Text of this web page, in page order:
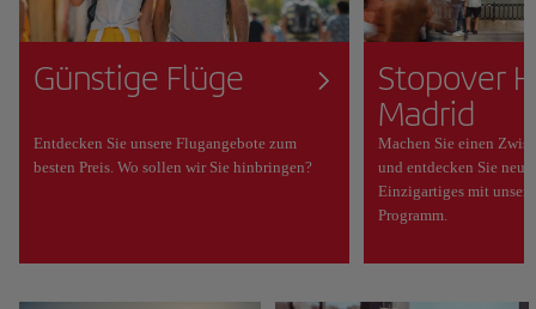
Günstige Flüge
Entdecken Sie unsere Flugangebote zum
besten Preis. Wo sollen wir Sie hinbringen?
Stopover
Madrid
Machen Sie einen
und entdecken Sie
Einzigartiges mit
Programm.